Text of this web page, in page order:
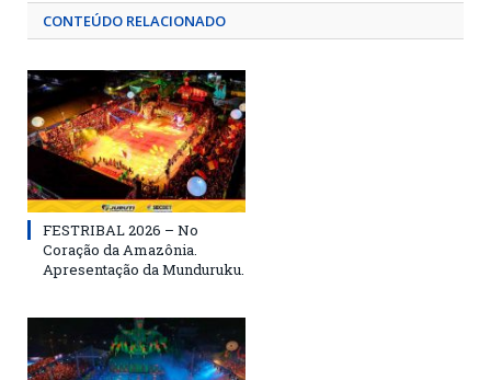
CONTEÚDO RELACIONADO
FESTRIBAL 2026 – No
Coração da Amazônia.
Apresentação da Munduruku.